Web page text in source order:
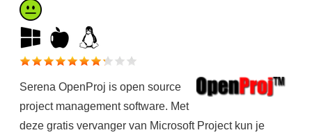
Serena OpenProj is open source
project management software. Met
deze gratis vervanger van Microsoft Project kun je